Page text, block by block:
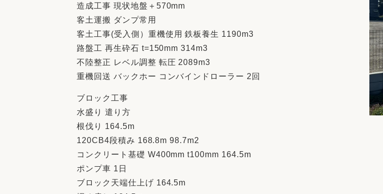
中古物件探しから性能向上リフォームをワン
ストップ
造成工事 現状地盤＋570mm
客土運搬 ダンプ常用
客土工事(受入側）重機使用 鉄板養生 1190m3
路盤工 再生砕石 t=150mm 314m3
不陸整正 レベル調整 転圧 2089m3
重機回送 バックホー コンバインドローラー 2回
ブロック工事
水盛り 遣り方
根伐り 164.5m
120CB4段積み 168.8m 98.7m2
コンクリート基礎 W400mm t100mm 164.5m
ポンプ車 1日
ブロック天端仕上げ 164.5m